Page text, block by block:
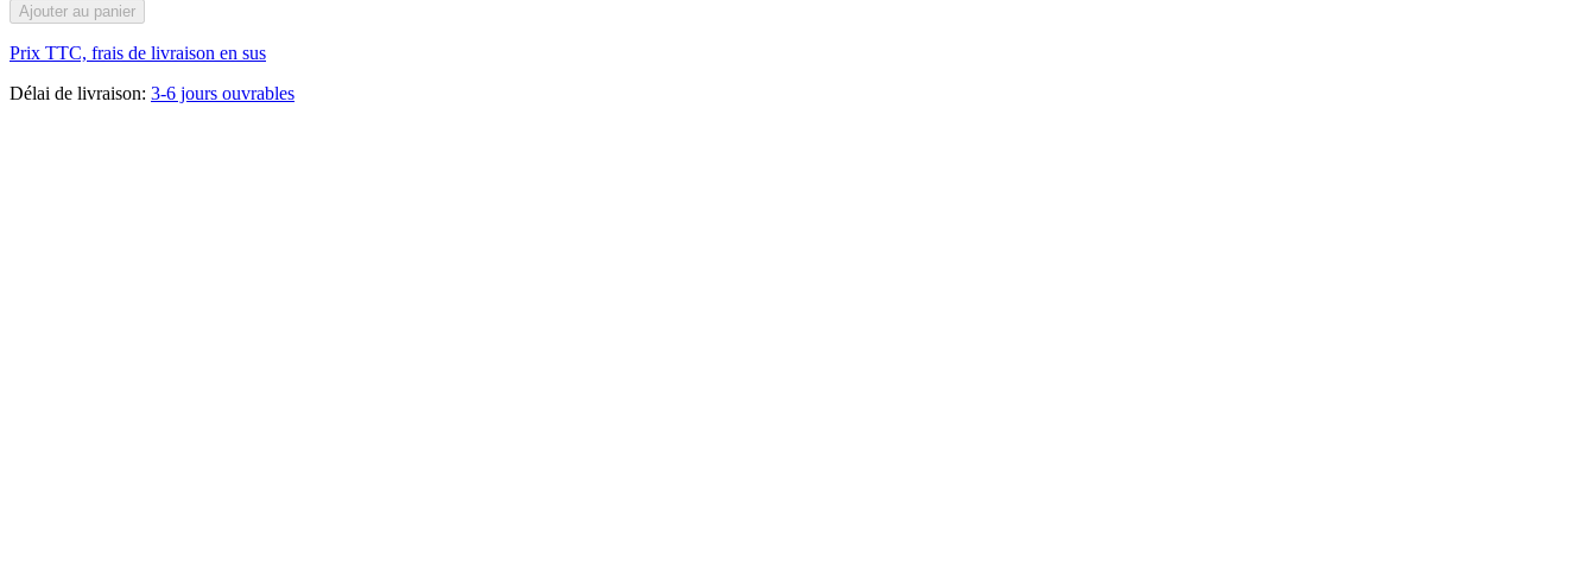
Ajouter au panier
Prix TTC, frais de livraison en sus
Délai de livraison: 3-6 jours ouvrables